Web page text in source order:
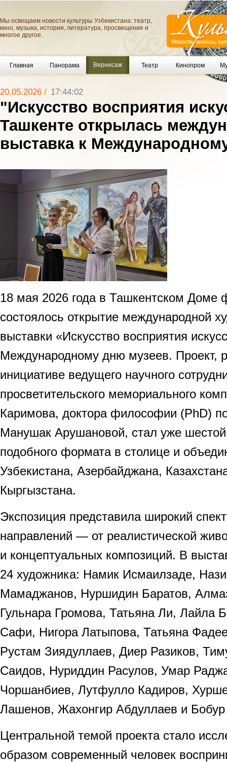
Мы освещаем новости культуры Узбекистана: театр,
кино, музыка, история, литература, просвещение и
многое другое.
Главная Панорама Вернисаж Театр Кинопром
20.05.2026 / 17:44:02
"Искусство восприятия
Ташкенте открылась
выставка к
18 мая 2026 года в Ташкентском Доме
состоялось открытие международной
выставки «Искусство восприятия
Международному дню музеев. Проект,
инициативе ведущего научного
просветительского мемориального
Каримова, доктора философии (PhD)
Манушак Арушановой, стал уже
подобного формата в столице и
Узбекистана, Азербайджана,
Кыргызстана.
Экспозиция представила широкий
направлений — от реалистической
и концептуальных композиций. В
24 художника: Намик Исмаилзаде,
Мамаджанов, Нуршидин Баратов,
Гульнара Громова, Татьяна Ли, Лайла
Сафи, Нигора Латыпова, Татьяна
Рустам Зиядуллаев, Диер Разиков,
Саидов, Нуриддин Расулов, Умар
Чоршанбиев, Лутфулло Кадиров,
Лашенов, Жахонгир Абдуллаев и
Центральной темой проекта стало
образом современный человек